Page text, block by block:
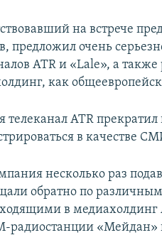
на встрече
предложил очень
ATR и «Lale», а
как
телеканал ATR
в качестве
несколько раз
обратно по
в медиахолдинг
радиостанции «Мейдан»